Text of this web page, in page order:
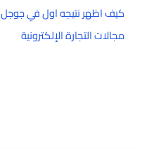
كيف اظهر نتيجه اول في جوجل
مجالات التجارة الإلكترونية